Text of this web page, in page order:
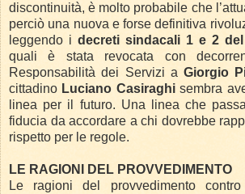
discontinuità, è molto probabile che
perciò una nuova e forse definitiva
leggendo i decreti sindacali 1 e 2 del
quali è stata revocata con
Responsabilità dei Servizi aGiorgio
cittadino Luciano Casiraghisembra
linea per il futuro. Una linea che
fiducia da accordare a chi dovrebbe
rispetto per le regole.
LE RAGIONI DEL PROVVEDIMENTO
Le ragioni del provvedimento